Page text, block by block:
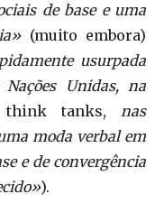
de base e uma
(muito embora)
usurpada
Unidas, na
tanks, nas
moda verbal em
e de convergência
).